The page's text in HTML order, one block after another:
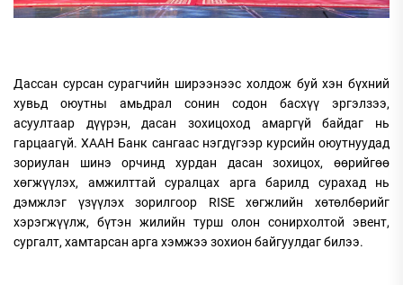
Дассан сурсан сурагчийн ширээнээс холдож буй хэн бүхний
хувьд оюутны амьдрал сонин содон басхүү эргэлзээ,
асуултаар дүүрэн, дасан зохицоход амаргүй байдаг нь
гарцаагүй. ХААН Банк сангаас нэгдүгээр курсийн оюутнуудад
зориулан шинэ орчинд хурдан дасан зохицох, өөрийгөө
хөгжүүлэх, амжилттай суралцах арга барилд сурахад нь
дэмжлэг үзүүлэх зорилгоор RISE хөгжлийн хөтөлбөрийг
хэрэгжүүлж, бүтэн жилийн турш олон сонирхолтой эвент,
сургалт, хамтарсан арга хэмжээ зохион байгуулдаг билээ.